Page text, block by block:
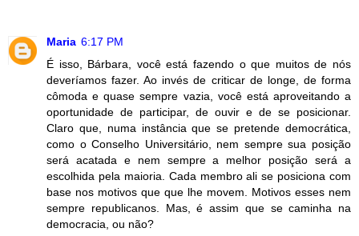
Maria 6:17 PM
É isso, Bárbara, você está fazendo o que muitos de nós
deveríamos fazer. Ao invés de criticar de longe, de forma
cômoda e quase sempre vazia, você está aproveitando a
oportunidade de participar, de ouvir e de se posicionar.
Claro que, numa instância que se pretende democrática,
como o Conselho Universitário, nem sempre sua posição
será acatada e nem sempre a melhor posição será a
escolhida pela maioria. Cada membro ali se posiciona com
base nos motivos que que lhe movem. Motivos esses nem
sempre republicanos. Mas, é assim que se caminha na
democracia, ou não?